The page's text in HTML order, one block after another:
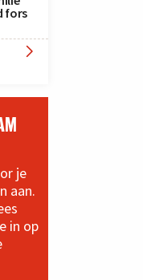
fors

je
aan.
in op